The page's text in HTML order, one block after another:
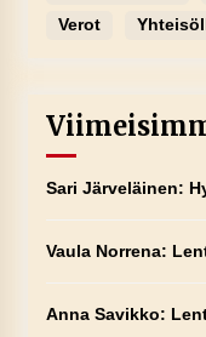
Verot
Sari Järveläinen:
Vaula Norrena:
Anna Savikko: